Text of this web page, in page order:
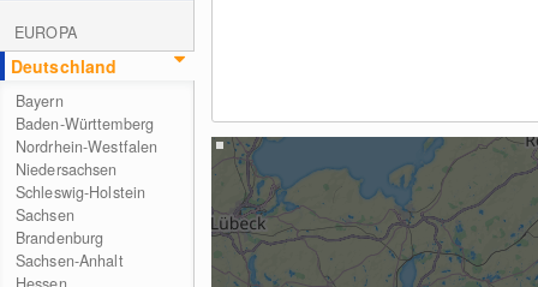
EUROPA
Deutschland
Bayern
Baden-Württemberg
Nordrhein-Westfalen
Niedersachsen
Schleswig-Holstein
Sachsen
Brandenburg
Sachsen-Anhalt